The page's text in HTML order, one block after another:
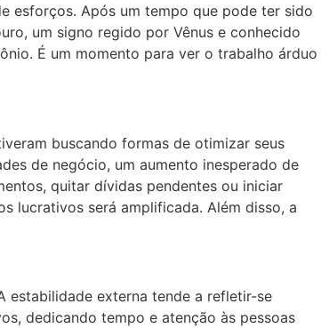
esforços. Após um tempo que pode ter sido
um signo regido por Vênus e conhecido
É um momento para ver o trabalho árduo
buscando formas de otimizar seus
de negócio, um aumento inesperado de
quitar dívidas pendentes ou iniciar
lucrativos será amplificada. Além disso, a
estabilidade externa tende a refletir-se
dedicando tempo e atenção às pessoas